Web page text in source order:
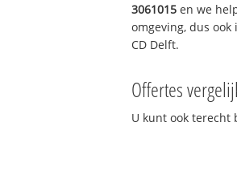
3061015 en we
omgeving, dus
CD Delft.
Offertes
U kunt ook terecht